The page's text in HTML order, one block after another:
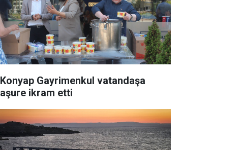
Konyap Gayrimenkul vatandaşa
aşure ikram etti